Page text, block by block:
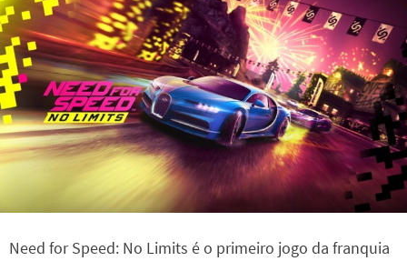
Need for Speed: No Limits é o primeiro jogo da franquia